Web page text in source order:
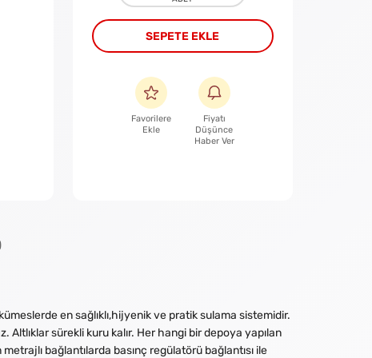
SEPETE EKLE
Favorilere
Ekle
Fiyatı
Düşünce
Haber Ver
en sağlıklı,hijyenik ve pratik sulama sistemidir.
Altlıklar sürekli kuru kalır. Her hangi bir depoya yapılan
bağlantılarda basınç regülatörü bağlantısı ile